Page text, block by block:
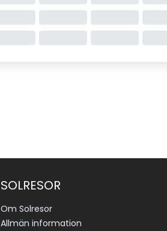
SOLRESOR
Om Solresor
Allmän information